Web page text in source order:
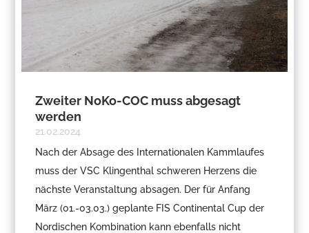
Zweiter NoKo-COC muss abgesagt
werden
21.02.2024
Nach der Absage des Internationalen Kammlaufes
muss der VSC Klingenthal schweren Herzens die
nächste Veranstaltung absagen. Der für Anfang
März (01.-03.03.) geplante FIS Continental Cup der
Nordischen Kombination kann ebenfalls nicht